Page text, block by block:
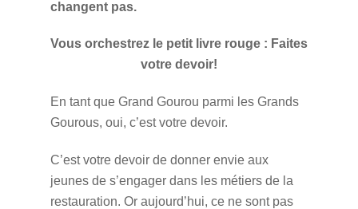
changent pas.
Vous orchestrez le petit livre rouge : Faites
votre devoir!
En tant que Grand Gourou parmi les Grands
Gourous, oui, c’est votre devoir.
C’est votre devoir de donner envie aux
jeunes de s’engager dans les métiers de la
restauration. Or aujourd’hui, ce ne sont pas